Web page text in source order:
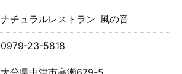
ナチュラルレストラン 風の音
0979-23-5818